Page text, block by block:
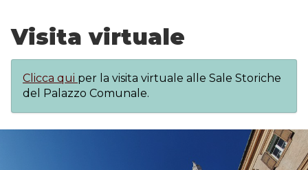
Visita virtuale
Clicca qui per la visita virtuale alle Sale Storiche
del Palazzo Comunale.